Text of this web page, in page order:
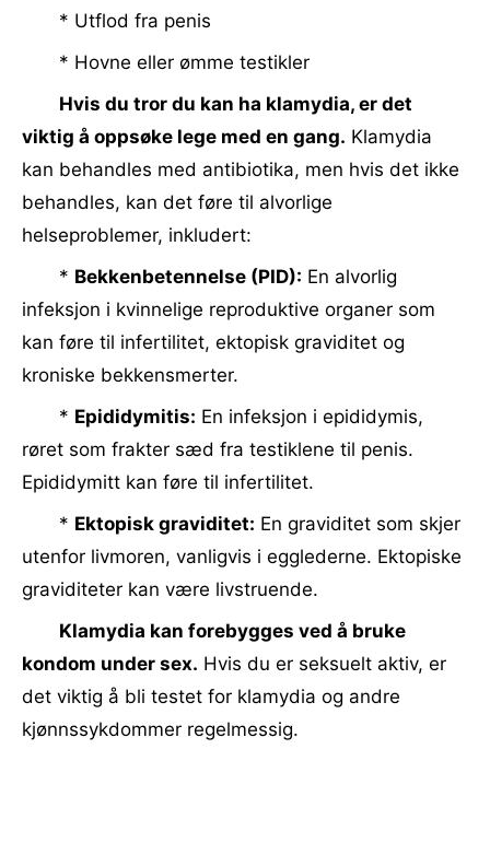
* Utflod fra penis
* Hovne eller ømme testikler
Hvis du tror du kan ha klamydia, er det
viktig å oppsøke lege med en gang. Klamydia
kan behandles med antibiotika, men hvis det ikke
behandles, kan det føre til alvorlige
helseproblemer, inkludert:
* Bekkenbetennelse (PID): En alvorlig
infeksjon i kvinnelige reproduktive organer som
kan føre til infertilitet, ektopisk graviditet og
kroniske bekkensmerter.
* Epididymitis: En infeksjon i epididymis,
røret som frakter sæd fra testiklene til penis.
Epididymitt kan føre til infertilitet.
* Ektopisk graviditet: En graviditet som skjer
utenfor livmoren, vanligvis i egglederne. Ektopiske
graviditeter kan være livstruende.
Klamydia kan forebygges ved å bruke
kondom under sex. Hvis du er seksuelt aktiv, er
det viktig å bli testet for klamydia og andre
kjønnssykdommer regelmessig.